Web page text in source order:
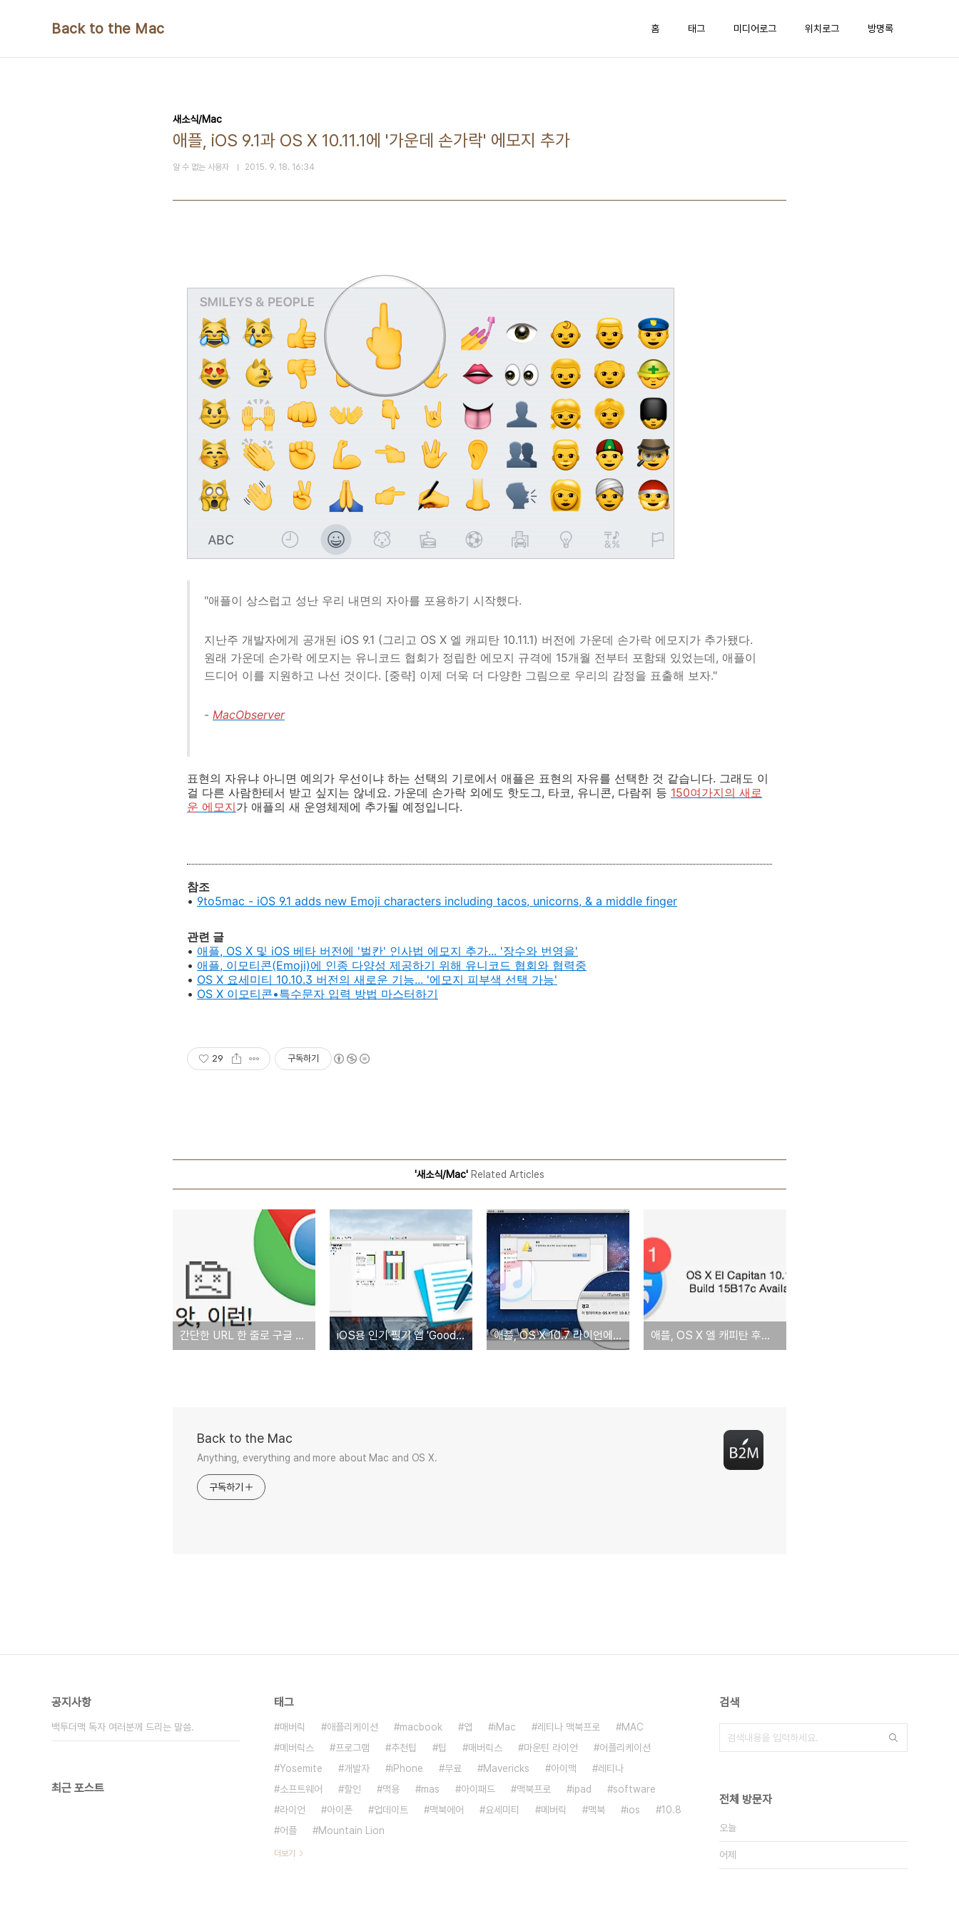
Back to the Mac 홈 태그 미디어로그 위치로그 방명록
새소식/Mac
애플, iOS 9.1과 OS X 10.11.1에 '가운데 손가락' 에모지 추가
알 수 없는 사용자 2015. 9. 18. 16:34
"애플이 상스럽고 성난 우리 내면의 자아를 포용하기 시작했다.
지난주 개발자에게 공개된 iOS 9.1 (그리고 OS X 엘 캐피탄 10.11.1) 버전에 가운데 손가락 에모지가 추가됐다.
원래 가운데 손가락 에모지는 유니코드 협회가 정립한 에모지 규격에 15개월 전부터 포함돼 있었는데, 애플이
드디어 이를 지원하고 나선 것이다. [중략] 이제 더욱 더 다양한 그림으로 우리의 감정을 표출해 보자."
- MacObserver
표현의 자유냐 아니면 예의가 우선이냐 하는 선택의 기로에서 애플은 표현의 자유를 선택한 것 같습니다. 그래도 이
걸 다른 사람한테서 받고 싶지는 않네요. 가운데 손가락 외에도 핫도그, 타코, 유니콘, 다람쥐 등 150여가지의 새로
운 에모지가 애플의 새 운영체제에 추가될 예정입니다.
참조
• 9to5mac - iOS 9.1 adds new Emoji characters including tacos, unicorns, & a middle finger
관련 글
• 애플, OS X 및 iOS 베타 버전에 '벌칸' 인사법 에모지 추가... '장수와 번영을'
• 애플, 이모티콘(Emoji)에 인종 다양성 제공하기 위해 유니코드 협회와 협력중
• OS X 요세미티 10.10.3 버전의 새로운 기능... '에모지 피부색 선택 가능'
• OS X 이모티콘•특수문자 입력 방법 마스터하기
29 구독하기
'새소식/Mac' Related Articles
간단한 URL 한 줄로 구글 크롬 충돌시키는 취약점 발견 iOS용 인기 필기 앱 'GoodNotes' 맥 버전 출시 애플, OS X 10.7 라이언에 대한 아이튠즈 지원 중단 애플, OS X 엘 캐피탄 후속 업데이트 v10.11.1 베타 테스트 시작
Back to the Mac
Anything, everything and more about Mac and OS X.
구독하기
공지사항
백투더맥 독자 여러분께 드리는 말씀.
최근 포스트
태그
매버릭 애플리케이션 macbook 앱 iMac 레티나 맥북프로
MAC
메버릭스
프로그램 추천팁 팁 매버릭스 마운틴 라이언
어플리케이션
Yosemite
개발자 iPhone 무료 Mavericks 아이맥
레티나
소프트웨어
할인 맥용 mas 아이패드 맥북프로 ipad
software
라이언
아이폰 업데이트 맥북에어 요세미티 메버릭 맥북 ios
10.8
어플
Mountain Lion
더보기
검색
전체 방문자
오늘
어제